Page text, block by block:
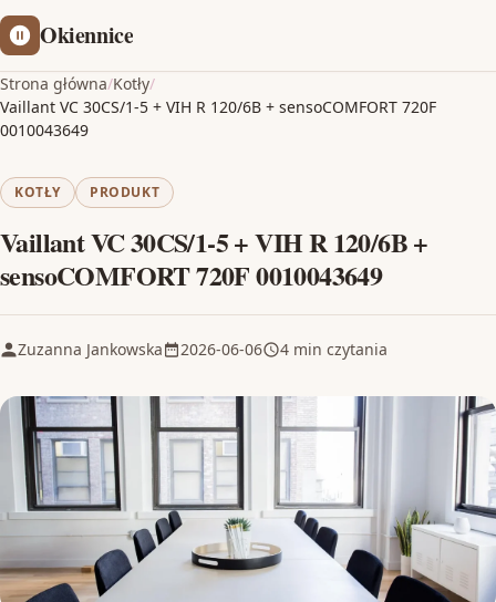
Okiennice
Strona główna/Kotły/
Vaillant VC 30CS/1-5 + VIH R 120/6B + sensoCOMFORT 720F
0010043649
KOTŁY PRODUKT
Vaillant VC 30CS/1-5 + VIH R 120/6B +
sensoCOMFORT 720F 0010043649
Zuzanna Jankowska 2026-06-06 4 min czytania